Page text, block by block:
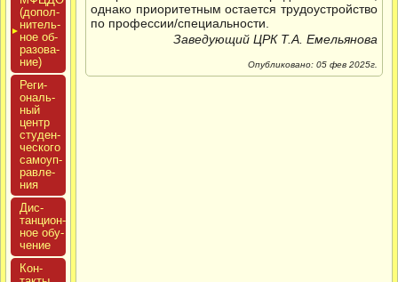
(до­пол­
ни­тель­
ное об­
ра­зова­
ние)
Реги­
ональ­
ный
центр
сту­ден­
ческо­го
са­мо­уп­
равле­
ния
Дис­
танци­он­
ное обу­
чение
Кон­
однако приоритетным остается трудоустройство
по профессии/специальности.
Заведующий ЦРК Т.А. Емельянова
Опубликовано: 05 фев 2025г.